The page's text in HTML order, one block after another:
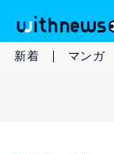
新着 マンガ